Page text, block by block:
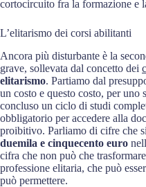
cortocircuito fra la formazione e
L’elitarismo dei corsi abilitanti
Ancora più disturbante è la
grave, sollevata dal concetto dei
elitarismo. Partiamo dal
un costo e questo costo, per uno
concluso un ciclo di studi
obbligatorio per accedere alla
proibitivo. Parliamo di cifre che
duemila e cinquecento euro
cifra che non può che
professione elitaria, che può
può permettere.